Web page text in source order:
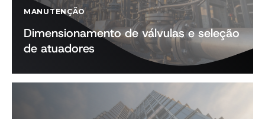
MANUTENÇÃO
Dimensionamento de válvulas e seleção
de atuadores